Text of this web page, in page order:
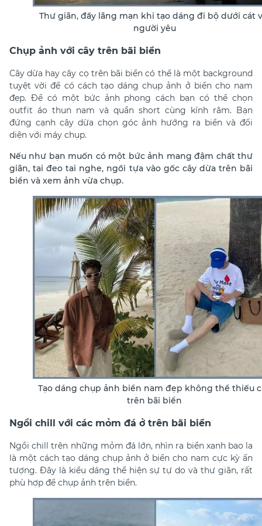
Thư giãn, đầy lãng mạn khi tạo dáng đi bộ dưới cát
người yêu
Chụp ảnh với cây trên bãi biển
Cây dừa hay cây cọ trên bãi biển có thể là một background
tuyệt vời để có cách tạo dáng chụp ảnh ở biển cho nam
đẹp. Để có một bức ảnh phong cách bạn có thể chọn
outfit áo thun nam và quần short cùng kính râm. Bạn
đứng cạnh cây dừa chọn góc ảnh hướng ra biển và đối
diện với máy chụp.
Nếu như bạn muốn có một bức ảnh mang đậm chất thư
giãn, tai đeo tai nghe, ngồi tựa vào gốc cây dừa trên bãi
biển và xem ảnh vừa chụp.
Tạo dáng chụp ảnh biển nam đẹp không thể thiếu
trên bãi biển
Ngồi chill với các mỏm đá ở trên bãi biển
Ngồi chill trên những mỏm đá lớn, nhìn ra biển xanh bao la
là một cách tạo dáng chụp ảnh ở biển cho nam cực kỳ ấn
tượng. Đây là kiểu dáng thể hiện sự tự do và thư giãn, rất
phù hợp để chụp ảnh trên biển.